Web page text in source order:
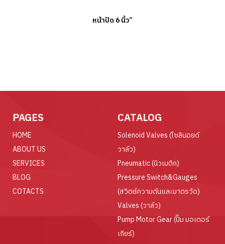
หน้าปัด 6 นิ้ว”
PAGES
HOME
ABOUT US
SERVICES
BLOG
COTACTS
CATALOG
Solenoid Valves (โซลินอยด์
วาล์ว)
Pneumatic (นิวเมติก)
Pressure Switch&Gauges
(สวิตช์ความดันและมาตรวัด)
Valves (วาล์ว)
Pump Motor Gear (ปั๊ม มอเตอร์
เกียร์)